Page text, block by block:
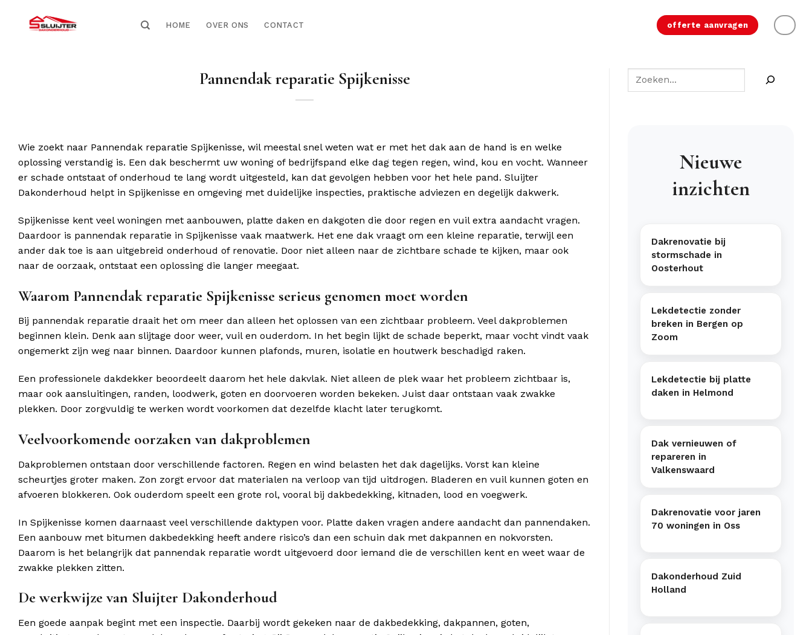
HOME OVER ONS CONTACT offerte aanvragen
Pannendak reparatie Spijkenisse
Wie zoekt naar Pannendak reparatie Spijkenisse, wil meestal snel weten wat er met het dak aan de hand is en welke
oplossing verstandig is. Een dak beschermt uw woning of bedrijfspand elke dag tegen regen, wind, kou en vocht. Wanneer
er schade ontstaat of onderhoud te lang wordt uitgesteld, kan dat gevolgen hebben voor het hele pand. Sluijter
Dakonderhoud helpt in Spijkenisse en omgeving met duidelijke inspecties, praktische adviezen en degelijk dakwerk.
Spijkenisse kent veel woningen met aanbouwen, platte daken en dakgoten die door regen en vuil extra aandacht vragen.
Daardoor is pannendak reparatie in Spijkenisse vaak maatwerk. Het ene dak vraagt om een kleine reparatie, terwijl een
ander dak toe is aan uitgebreid onderhoud of renovatie. Door niet alleen naar de zichtbare schade te kijken, maar ook
naar de oorzaak, ontstaat een oplossing die langer meegaat.
Waarom Pannendak reparatie Spijkenisse serieus genomen moet worden
Bij pannendak reparatie draait het om meer dan alleen het oplossen van een zichtbaar probleem. Veel dakproblemen
beginnen klein. Denk aan slijtage door weer, vuil en ouderdom. In het begin lijkt de schade beperkt, maar vocht vindt vaak
ongemerkt zijn weg naar binnen. Daardoor kunnen plafonds, muren, isolatie en houtwerk beschadigd raken.
Een professionele dakdekker beoordeelt daarom het hele dakvlak. Niet alleen de plek waar het probleem zichtbaar is,
maar ook aansluitingen, randen, loodwerk, goten en doorvoeren worden bekeken. Juist daar ontstaan vaak zwakke
plekken. Door zorgvuldig te werken wordt voorkomen dat dezelfde klacht later terugkomt.
Veelvoorkomende oorzaken van dakproblemen
Dakproblemen ontstaan door verschillende factoren. Regen en wind belasten het dak dagelijks. Vorst kan kleine
scheurtjes groter maken. Zon zorgt ervoor dat materialen na verloop van tijd uitdrogen. Bladeren en vuil kunnen goten en
afvoeren blokkeren. Ook ouderdom speelt een grote rol, vooral bij dakbedekking, kitnaden, lood en voegwerk.
In Spijkenisse komen daarnaast veel verschillende daktypen voor. Platte daken vragen andere aandacht dan pannendaken.
Een aanbouw met bitumen dakbedekking heeft andere risico’s dan een schuin dak met dakpannen en nokvorsten.
Daarom is het belangrijk dat pannendak reparatie wordt uitgevoerd door iemand die de verschillen kent en weet waar de
zwakke plekken zitten.
De werkwijze van Sluijter Dakonderhoud
Een goede aanpak begint met een inspectie. Daarbij wordt gekeken naar de dakbedekking, dakpannen, goten,
Nieuwe
inzichten
Dakrenovatie bij
stormschade in
Oosterhout
Lekdetectie zonder
breken in Bergen op
Zoom
Lekdetectie bij platte
daken in Helmond
Dak vernieuwen of
repareren in
Valkenswaard
Dakrenovatie voor jaren
70 woningen in Oss
Dakonderhoud Zuid
Holland